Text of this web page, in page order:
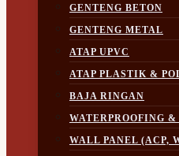
GENTENG BETON
GENTENG METAL
ATAP UPVC
ATAP PLASTIK &
BAJA RINGAN
WATERPROOFING
WALL PANEL (ACP,